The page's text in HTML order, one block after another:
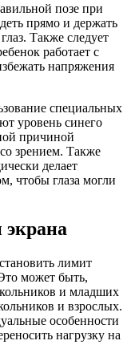
позе при
прямо и держать
Также следует
работает с
напряжения
специальных
уровень синего
причиной
зрением. Также
делает
чтобы глаза могли
лимит
может быть,
и младших
и взрослых.
особенности
нагрузку на